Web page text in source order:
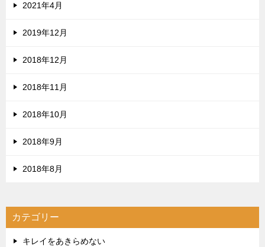
2021年4月
2019年12月
2018年12月
2018年11月
2018年10月
2018年9月
2018年8月
カテゴリー
キレイをあきらめない